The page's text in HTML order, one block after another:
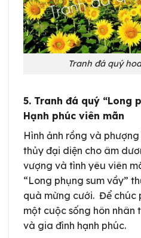
Tranh đá quý
5. Tranh đá quý “Long
Hạnh phúc viên mãn
Hình ảnh rồng và
thủy đại diện cho âm
vượng và tình yêu viên
“Long phụng sum vầy”
quà mừng cưới. Để chúc
một cuộc sống hôn nhân
và gia đình hạnh phúc.